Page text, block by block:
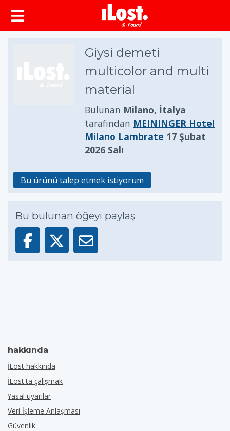
Giysi demeti
multicolor and multi
material
Bulunan Milano, İtalya
tarafından MEININGER Hotel
Milano Lambrate 17 Şubat
2026 Salı
Bu ürünü talep etmek istiyorum
Bu bulunan öğeyi paylaş
hakkında
İLost hakkında
İLost'ta çalışmak
Yasal uyarılar
Veri İşleme Anlaşması
Güvenlik